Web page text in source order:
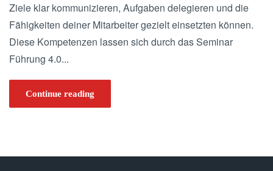
Ziele klar kommunizieren, Aufgaben delegieren und die
Fähigkeiten deiner Mitarbeiter gezielt einsetzten können.
Diese Kompetenzen lassen sich durch das Seminar
Führung 4.0...
Continue reading